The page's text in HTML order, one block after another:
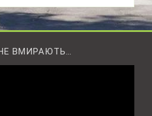
ВМИРАЮТЬ…